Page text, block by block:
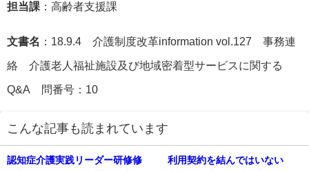
担当課 ：高齢者支援課
文書名 ：18.9.4 介護制度改革information vol.127 事務連
絡 介護老人福祉施設及び地域密着型サービスに関する
Q&A 問番号：10
こんな記事も読まれています
認知症介護実践リーダー研修修
利用契約を結んではいない